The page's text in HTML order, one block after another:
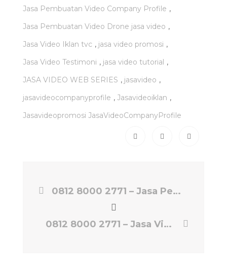
Jasa Pembuatan Video Company Profile ,
Jasa Pembuatan Video Drone jasa video ,
Jasa Video Iklan tvc , jasa video promosi ,
Jasa Video Testimoni , jasa video tutorial ,
JASA VIDEO WEB SERIES , jasavideo ,
jasavideocompanyprofile , Jasavideoiklan ,
Jasavideopromosi JasaVideoCompanyProfile
0812 8000 2771 – Jasa Pembuatan Video Bekasi, Jasa Pembuatan Video Bumper | Jasa Video eps-production
0812 8000 2771 – Jasa Video Animasi, Jasa Video Animasi & Web Promosi Company Profile & Undangan Digital | Jasa Video eps-production